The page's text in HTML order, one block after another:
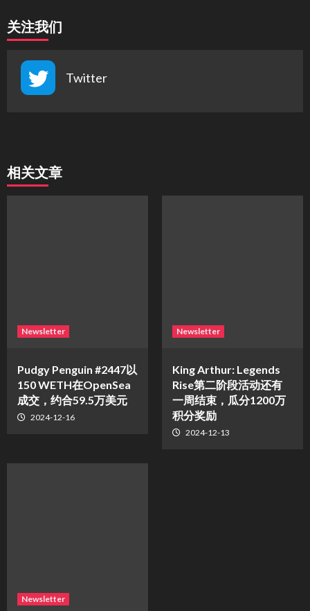
关注我们
Twitter
相关文章
Newsletter
Pudgy Penguin #2447以
150 WETH在OpenSea
成交，约合59.5万美元
2024-12-16
Newsletter
King Arthur: Legends
Rise第二阶段活动还有
一周结束，瓜分1200万
积分奖励
2024-12-13
Newsletter